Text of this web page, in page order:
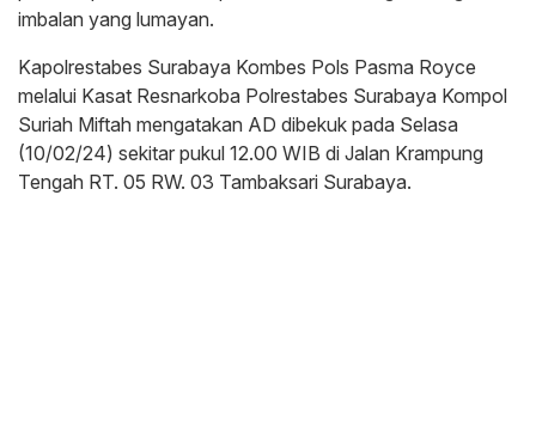
imbalan yang lumayan.
Kapolrestabes Surabaya Kombes Pols Pasma Royce
melalui Kasat Resnarkoba Polrestabes Surabaya Kompol
Suriah Miftah mengatakan AD dibekuk pada Selasa
(10/02/24) sekitar pukul 12.00 WIB di Jalan Krampung
Tengah RT. 05 RW. 03 Tambaksari Surabaya.